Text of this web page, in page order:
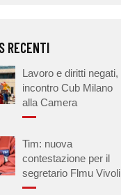
RECENTI
Lavoro e diritti negati,
incontro Cub Milano
alla Camera
Tim: nuova
contestazione per il
segretario Flmu Vivoli